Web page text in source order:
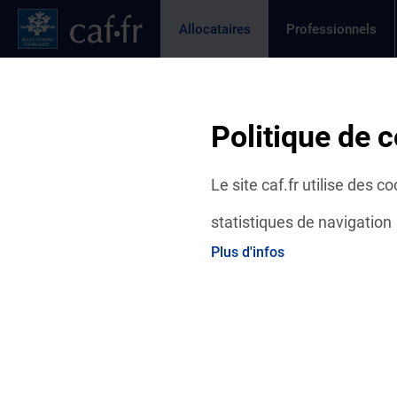
Politique de
Le site caf.fr utilise des
statistiques de navigation
Plus d'infos
Contenu principal
Pied de page
Allocataires
Page active
Professionnels
Vies de Famille Articles Addiction